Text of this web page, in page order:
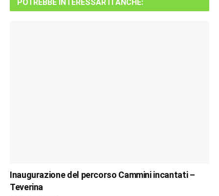
POTREBBE INTERESSARTI ANCHE:
Inaugurazione del percorso Cammini incantati –
Teverina